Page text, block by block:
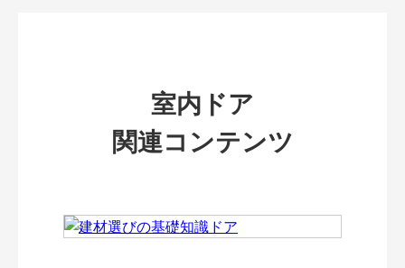
室内ドア
関連コンテンツ